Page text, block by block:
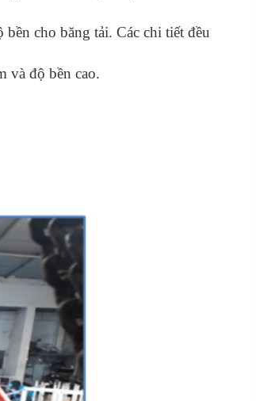
cho băng tải. Các chi tiết đều
và độ bền cao.